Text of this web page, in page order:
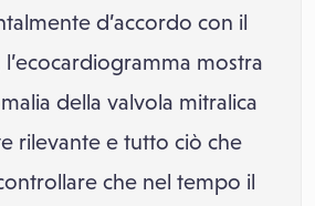
d’accordo con il
mostra
della valvola mitralica
rilevante e tutto ciò che
che nel tempo il